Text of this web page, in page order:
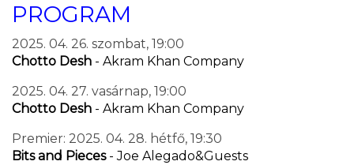
PROGRAM
2025. 04. 26. szombat, 19:00
Chotto Desh - Akram Khan Company
2025. 04. 27. vasárnap, 19:00
Chotto Desh - Akram Khan Company
Premier: 2025. 04. 28. hétfő, 19:30
Bits and Pieces- Joe Alegado&Guests